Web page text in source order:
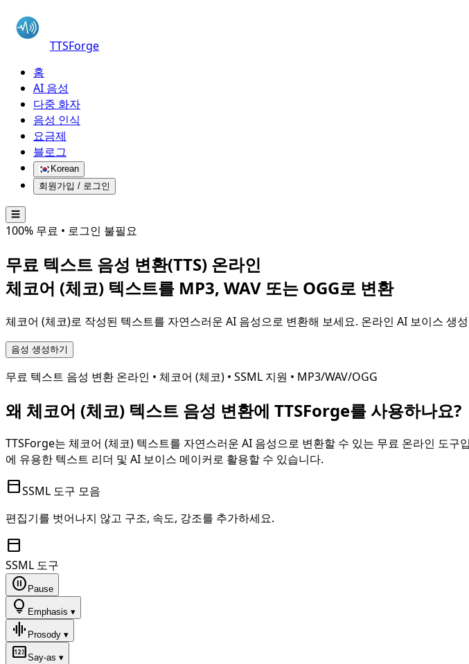
TTSForge
홈
AI 음성
다중 화자
음성 인식
요금제
블로그
Korean
회원가입 / 로그인
☰
100% 무료 • 로그인 불필요
무료 텍스트 음성 변환(TTS) 온라인
체코어 (체코) 텍스트를 MP3, WAV 또는 OGG로 변환
체코어 (체코)로 작성된 텍스트를 자연스러운 AI 음성으로 변환해 보세요. 온라인 AI 보이스 생
음성 생성하기
무료 텍스트 음성 변환 온라인 • 체코어 (체코) • SSML 지원 • MP3/WAV/OGG
왜 체코어 (체코) 텍스트 음성 변환에 TTSForge를 사용하나요?
TTSForge는 체코어 (체코) 텍스트를 자연스러운 AI 음성으로 변환할 수 있는 무료 온라인 도
에 유용한 텍스트 리더 및 AI 보이스 메이커로 활용할 수 있습니다.
toolbarSSML 도구 모음
편집기를 벗어나지 않고 구조, 속도, 강조를 추가하세요.
toolbar
SSML 도구
pause_circle Pause
lightbulb Emphasis ▾
graphic_eq Prosody ▾
pinSay-as ▾